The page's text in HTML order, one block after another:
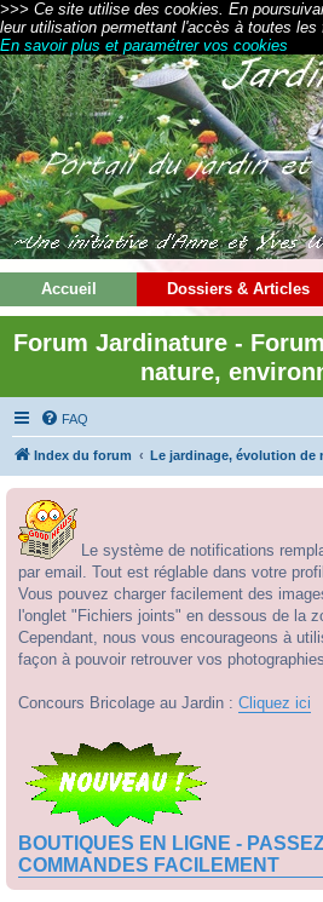
>>> Ce site utilise des cookies. En
leur utilisation permettant l'accès à toutes les
En savoir plus et paramétrer vos cookies
Accueil Dossiers & Articles
Forum Jardinature -
nature,
FAQ
Index du forum Le jardinage, évolution de
Le système de notifications
par email. Tout est réglable dans votre
Vous pouvez charger facilement des
l'onglet "Fichiers joints" en dessous de la
Cependant, nous vous encourageons à
façon à pouvoir retrouver vos
Concours Bricolage au Jardin : Cliquez ici
BOUTIQUES EN LIGNE -
COMMANDES FACILEMENT